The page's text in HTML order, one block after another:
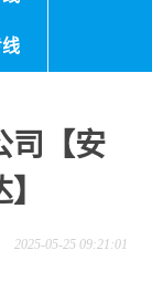
司【安
2025-05-25 09:21:01